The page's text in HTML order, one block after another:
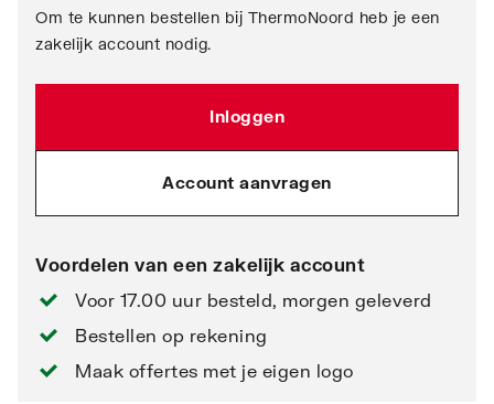
Om te kunnen bestellen bij ThermoNoord heb je een
zakelijk account nodig.
Inloggen
Account aanvragen
Voordelen van een zakelijk account
Voor 17.00 uur besteld, morgen geleverd
Bestellen op rekening
Maak offertes met je eigen logo